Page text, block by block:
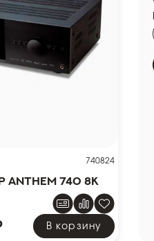
740824
Anthem 740 8K
В корзину